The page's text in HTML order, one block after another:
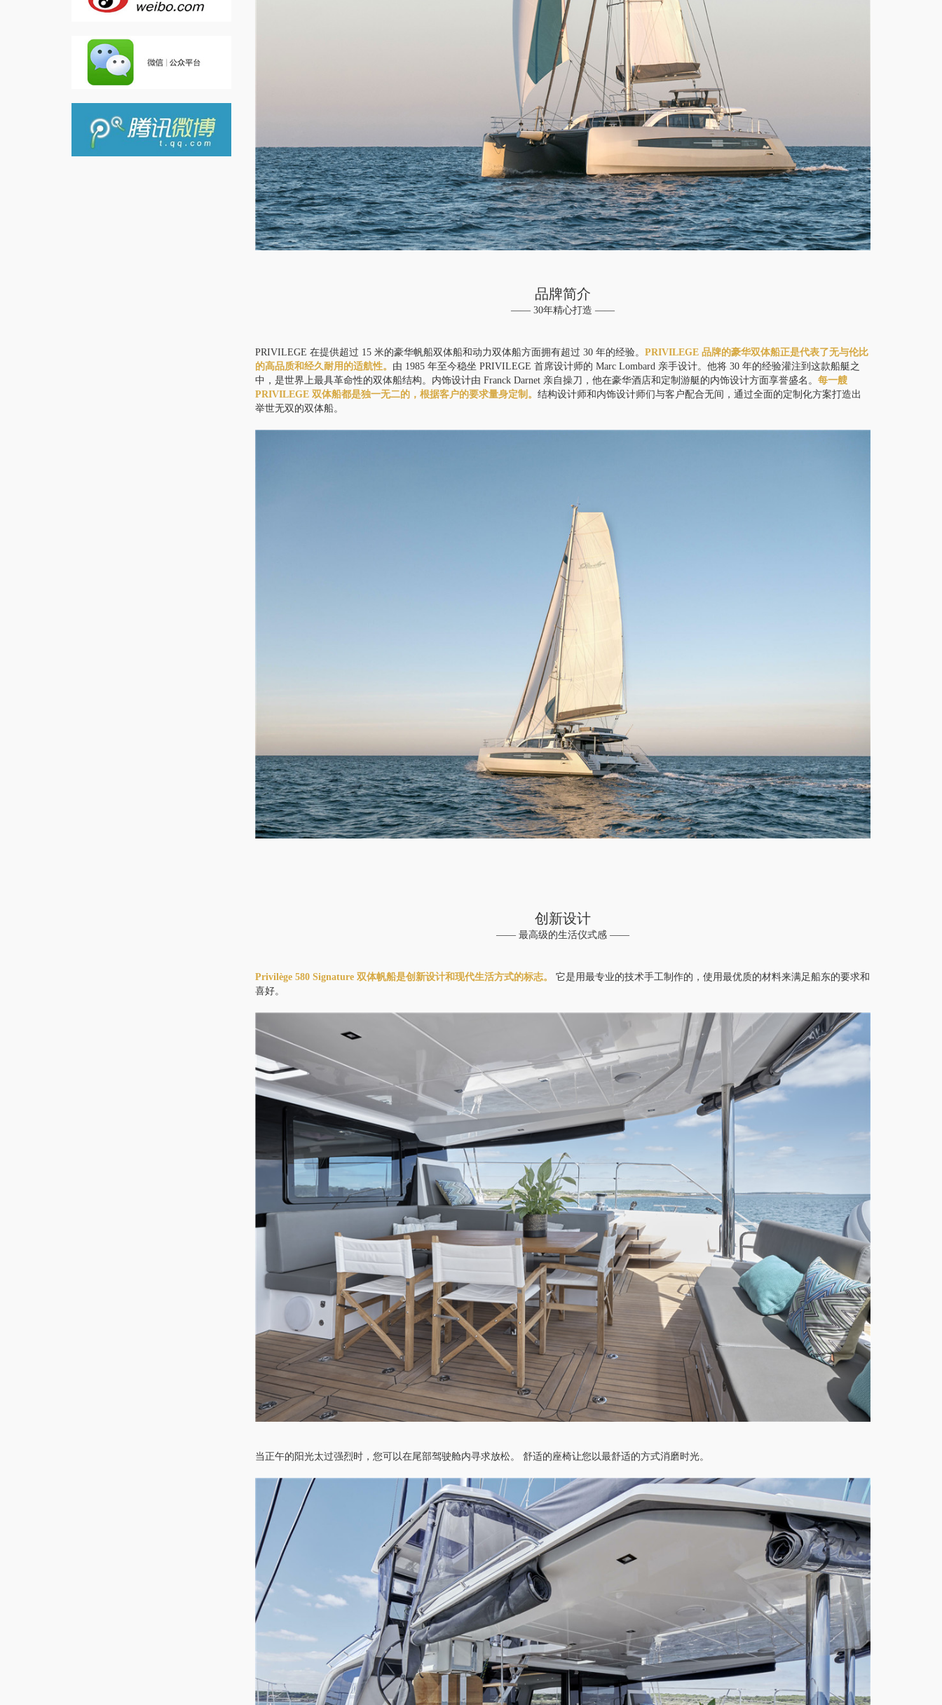
品牌简介
—— 30年精心打造 ——
PRIVILEGE 在提供超过 15 米的豪华帆船双体船和动力双体船方面拥有超过 30 年的经验。PRIVILEGE 品牌的豪华双体船正是代表了无与伦比
的高品质和经久耐用的适航性。 由 1985 年至今稳坐 PRIVILEGE 首席设计师的 Marc Lombard 亲手设计。他将 30 年的经验灌注到这款船艇之
中，是世界上最具革命性的双体船结构。内饰设计由 Franck Darnet 亲自操刀，他在豪华酒店和定制游艇的内饰设计方面享誉盛名。每一艘
PRIVILEGE 双体船都是独一无二的，根据客户的要求量身定制。结构设计师和内饰设计师们与客户配合无间，通过全面的定制化方案打造出
举世无双的双体船。
创新设计
—— 最高级的生活仪式感 ——
Privilège 580 Signature 双体帆船是创新设计和现代生活方式的标志。
它是用最专业的技术手工制作的，使用最优质的材料来满足船东的要求和
喜好。
当正午的阳光太过强烈 时，您可以在尾部驾驶舱内寻求放松。 舒适的座椅让您 以最舒适的方式消磨时光。